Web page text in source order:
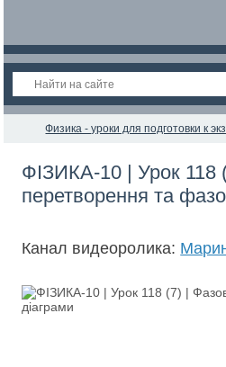
Физика - уроки для подготовки к
ФІЗИКА-10 | Урок 118
перетворення та
Канал видеоролика: